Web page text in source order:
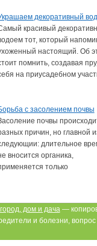
декоративный
красивый
тот, который
настоящий. Об
помнить, создавая
на приусадебном
с засолением почвы
почвы
причин, но главной
длительное
вносится органика,
только
дом и дача —
и болезни, вопрос